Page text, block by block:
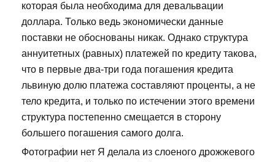
которая была необходима для девальвации
доллара. Только ведь экономически данные
поставки не обоснованы никак. Однако структура
аннуитетных (равных) платежей по кредиту такова,
что в первые два-три года погашения кредита
львиную долю платежа составляют проценты, а не
тело кредита, и только по истечении этого времени
структура постепенно смещается в сторону
большего погашения самого долга.
Фотографии нет Я делала из слоеного дрожжевого